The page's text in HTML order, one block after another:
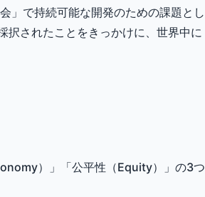
」で持続可能な開発のための課題とし
択されたことをきっかけに、世界中に
）」「公平性（Equity）」の3つ